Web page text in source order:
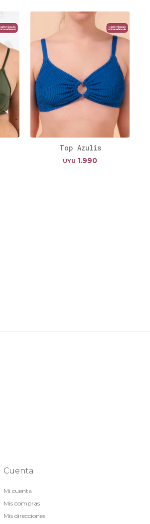
Top Azulis
UYU 1.990
Cuenta
Mi cuenta
Mis compras
Mis direcciones